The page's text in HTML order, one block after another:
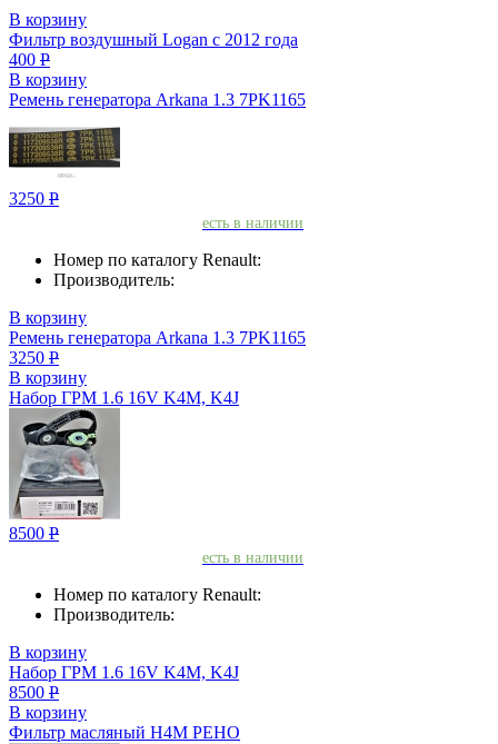
В корзину
Фильтр воздушный Logan с 2012 года
400 Р
В корзину
Ремень генератора Arkana 1.3 7PK1165
3250 Р
есть в наличии
Номер по каталогу Renault:
Производитель:
В корзину
Ремень генератора Arkana 1.3 7PK1165
3250 Р
В корзину
Набор ГРМ 1.6 16V K4M, K4J
8500 Р
есть в наличии
Номер по каталогу Renault:
Производитель:
В корзину
Набор ГРМ 1.6 16V K4M, K4J
8500 Р
В корзину
Фильтр масляный H4M РЕНО